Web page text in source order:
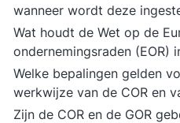
wanneer wordt deze
Wat houdt de Wet op de
ondernemingsraden (EOR)
Welke bepalingen gelden
werkwijze van de COR en
Zijn de COR en de GOR